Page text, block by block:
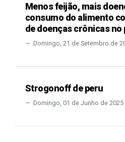
Menos feijão, mais
consumo do alimento
de doenças crônicas no
Domingo, 21 de Setembro de
Strogonoff de peru
Domingo, 01 de Junho de 2025